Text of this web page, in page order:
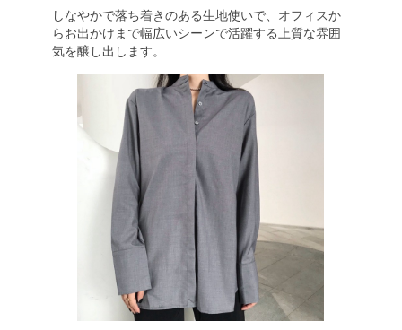
しなやかで落ち着きのある生地使いで、オフィスか
らお出かけまで幅広いシーンで活躍する上質な雰囲
気を醸し出します。